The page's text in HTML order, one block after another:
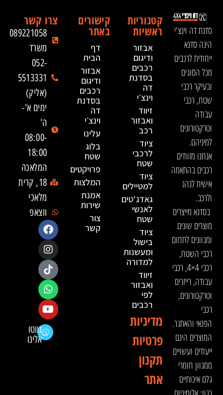
סדנת דה וינצ'י
הינה סדנא
ייחודית לרכבים
מכל הסוגים
ובעיקר רכבי
שטח, רכבי
עבודה
וטרקטורונים
למיניהם.
אנחנו מזוודים
רכבים בהתאמה
אישית לנהג
ולרכב.
בסדנא מייצרים
מוצרים שונים
ומגוונים לתחום
רכבי השטח,
רכבי 4×4, רכבי
עבודה, רייזרים
וטרקטורונים,
רכבי
הפנאי והאתגר.
המוצרים הינם
ייעודים ועשויים
ממגוון חומרי
גלם איכותיים
קטגוריות
ראשיות
אבזור
ודיגום
רכבים
בסדנת
דה
וינצ׳י
זיווד
ואבזור
רכב
ציוד
לרכבי
שטח
ציוד
למטיילים
גאדג'טים
לאנשי
שטח
ציוד
בישול
ומעשנות
למדורה
זיווד
ואבזור
לפי
רכבים
מדיניות
פרטיות
תקנון
אתר
קישורים
באתר
דף
הבית
אבזור
ודיגום
רכבים
בסדנת
דה
וינצ׳י
עלינו
בלוג
שטח
פרויקטים
המלצות
אמנת
שירות
צור
קשר
צרו קשר
089221058
משרד
052-
5513331
(אליק)
ימים א'-
ה'
08:00-
18:00
המלאכה
18, קרית
מלאכי
ווצאפ
נווטו
אלינו